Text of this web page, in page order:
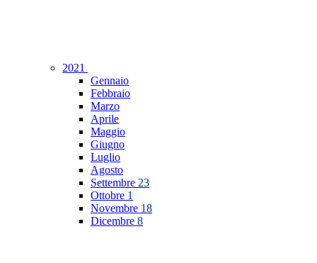
2021
Gennaio
Febbraio
Marzo
Aprile
Maggio
Giugno
Luglio
Agosto
Settembre 23
Ottobre 1
Novembre 18
Dicembre 8